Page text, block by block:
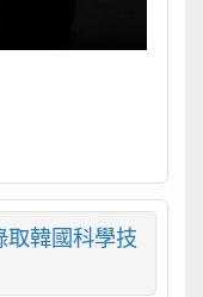
取韓國科學技